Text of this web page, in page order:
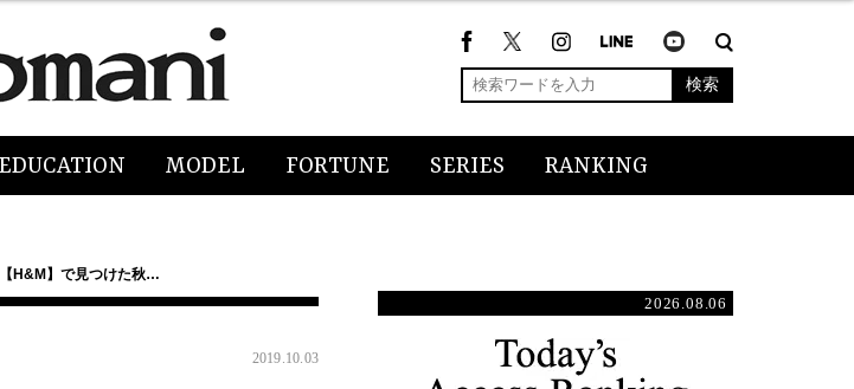
検索
EDUCATION MODEL FORTUNE SERIES RANKING
H&M】で見つけた秋…
2019.10.03
2026.08.06